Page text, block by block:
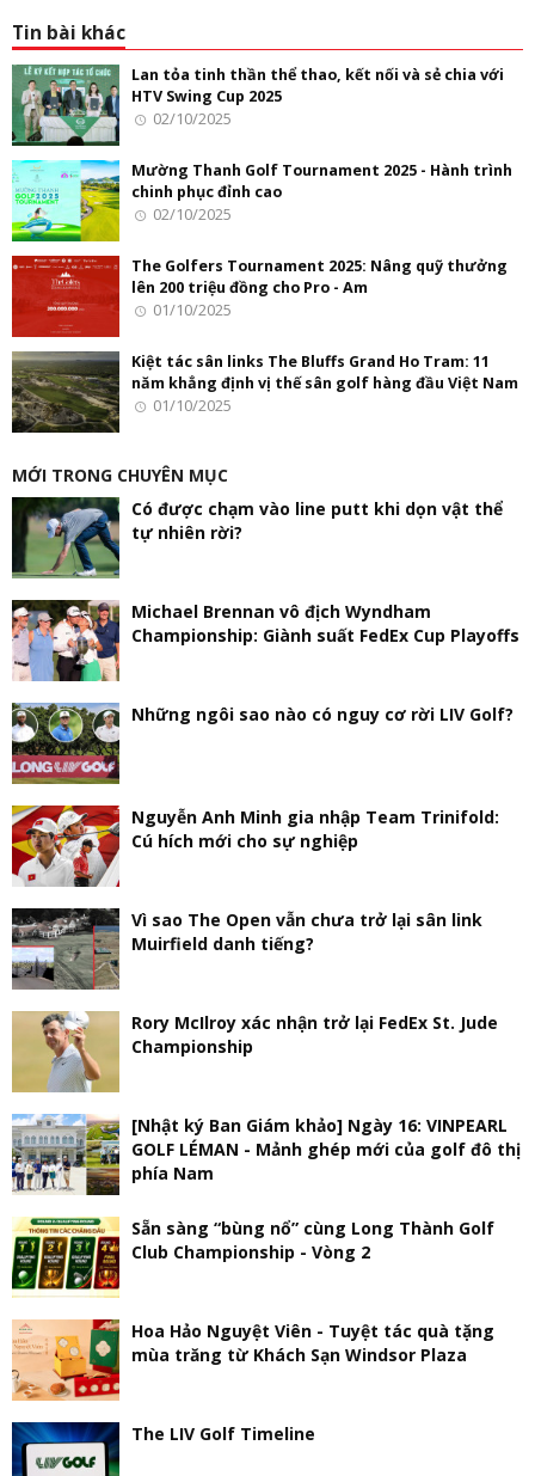
Tin bài khác
Lan tỏa tinh thần thể thao, kết nối và sẻ chia với
HTV Swing Cup 2025
02/10/2025
Mường Thanh Golf Tournament 2025 - Hành trình
chinh phục đỉnh cao
02/10/2025
The Golfers Tournament 2025: Nâng quỹ thưởng
lên 200 triệu đồng cho Pro - Am
01/10/2025
Kiệt tác sân links The Bluffs Grand Ho Tram: 11
năm khẳng định vị thế sân golf hàng đầu Việt Nam
01/10/2025
MỚI TRONG CHUYÊN MỤC
Có được chạm vào line putt khi dọn vật thể
tự nhiên rời?
Michael Brennan vô địch Wyndham
Championship: Giành suất FedEx Cup Playoffs
Những ngôi sao nào có nguy cơ rời LIV Golf?
Nguyễn Anh Minh gia nhập Team Trinifold:
Cú hích mới cho sự nghiệp
Vì sao The Open vẫn chưa trở lại sân link
Muirfield danh tiếng?
Rory McIlroy xác nhận trở lại FedEx St. Jude
Championship
[Nhật ký Ban Giám khảo] Ngày 16: VINPEARL
GOLF LÉMAN - Mảnh ghép mới của golf đô thị
phía Nam
Sẵn sàng “bùng nổ” cùng Long Thành Golf
Club Championship - Vòng 2
Hoa Hảo Nguyệt Viên - Tuyệt tác quà tặng
mùa trăng từ Khách Sạn Windsor Plaza
The LIV Golf Timeline